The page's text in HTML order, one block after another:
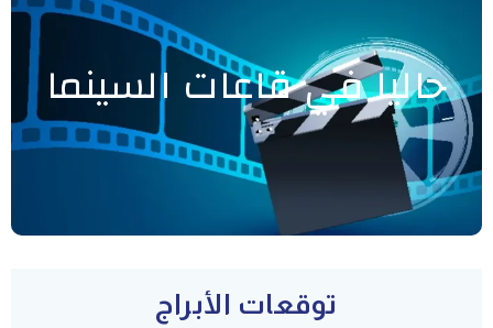
حاليا في قاعات السينما
توقعات الأبراج